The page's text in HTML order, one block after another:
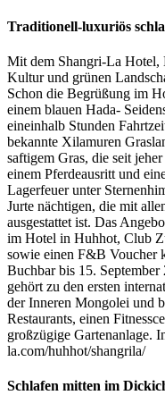
Traditionell-luxuriös
Mit dem Shangri-La Hotel,
Kultur und grünen
Schon die Begrüßung im
einem blauen Hada-
eineinhalb Stunden
bekannte Xilamuren
saftigem Gras, die seit
einem Pferdeausritt und
Lagerfeuer unter
Jurte nächtigen, die mit
ausgestattet ist. Das
im Hotel in Huhhot, Club
sowie einen F&B Voucher
Buchbar bis 15.
gehört zu den ersten
der Inneren Mongolei und
Restaurants, einen
großzügige Gartenanlage.
la.com/huhhot/shangrila/
Schlafen mitten im